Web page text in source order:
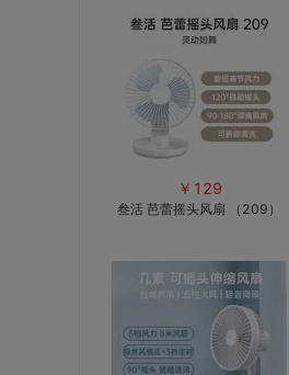
￥129
叁活 芭蕾摇头风扇 （209）